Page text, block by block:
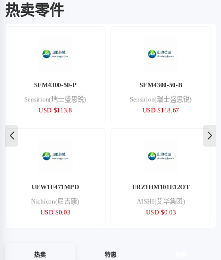
热卖零件
SFM4300-50-P
Sensirion(瑞士盛思锐)
USD $113.8
SFM4300-50-B
Sensirion(瑞士盛思锐)
USD $118.67
UFW1E471MPD
Nichicon(尼吉康)
USD $0.03
ERZ1HM101E12OT
AISHI(艾华集团)
USD $0.03
热卖 特惠